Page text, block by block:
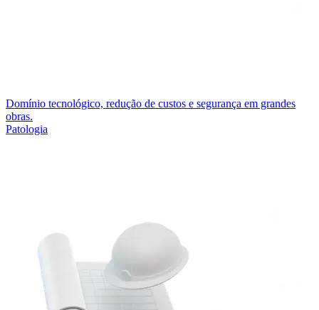
Domínio tecnológico, redução de custos e segurança em grandes
obras.
Patologia